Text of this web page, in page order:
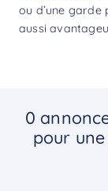
ou d’une
aussi
0
pour